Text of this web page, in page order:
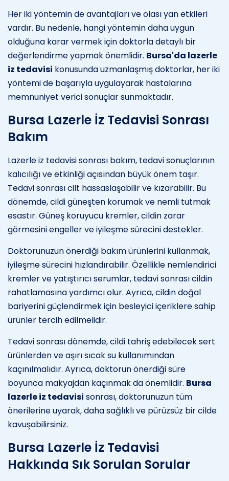
Her iki yöntemin de avantajları ve olası yan etkileri
vardır. Bu nedenle, hangi yöntemin daha uygun
olduğuna karar vermek için doktorla detaylı bir
değerlendirme yapmak önemlidir. Bursa'da lazerle
iz tedavisi konusunda uzmanlaşmış doktorlar, her iki
yöntemi de başarıyla uygulayarak hastalarına
memnuniyet verici sonuçlar sunmaktadır.
Bursa Lazerle İz Tedavisi Sonrası
Bakım
Lazerle iz tedavisi sonrası bakım, tedavi sonuçlarının
kalıcılığı ve etkinliği açısından büyük önem taşır.
Tedavi sonrası cilt hassaslaşabilir ve kızarabilir. Bu
dönemde, cildi güneşten korumak ve nemli tutmak
esastır. Güneş koruyucu kremler, cildin zarar
görmesini engeller ve iyileşme sürecini destekler.
Doktorunuzun önerdiği bakım ürünlerini kullanmak,
iyileşme sürecini hızlandırabilir. Özellikle nemlendirici
kremler ve yatıştırıcı serumlar, tedavi sonrası cildin
rahatlamasına yardımcı olur. Ayrıca, cildin doğal
bariyerini güçlendirmek için besleyici içeriklere sahip
ürünler tercih edilmelidir.
Tedavi sonrası dönemde, cildi tahriş edebilecek sert
ürünlerden ve aşırı sıcak su kullanımından
kaçınılmalıdır. Ayrıca, doktorun önerdiği süre
boyunca makyajdan kaçınmak da önemlidir. Bursa
lazerle iz tedavisi sonrası, doktorunuzun tüm
önerilerine uyarak, daha sağlıklı ve pürüzsüz bir cilde
kavuşabilirsiniz.
Bursa Lazerle İz Tedavisi
Hakkında Sık Sorulan Sorular